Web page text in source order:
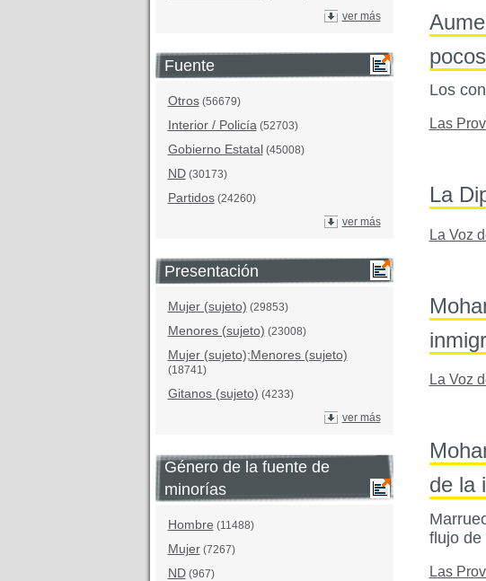
ver más
Fuente
Otros(56679)
Interior / Policía(52703)
Gobierno Estatal (45008)
ND(30173)
Partidos(24260)
ver más
Presentación
Mujer (sujeto) (29853)
Menores (sujeto) (23008)
Mujer (sujeto);Menores (sujeto)
(18741)
Gitanos (sujeto) (4233)
ver más
Género de la fuente de
minorías
Hombre (11488)
Mujer(7267)
ND(967)
Los
Las
La
La Voz
La Voz
de la
flujo de
Las